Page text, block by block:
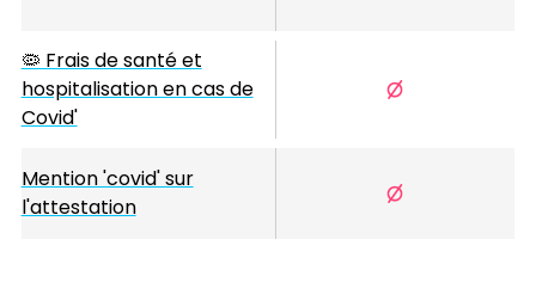
🦠 Frais de santé et
hospitalisation en cas de
Covid'
Mention 'covid' sur
l'attestation